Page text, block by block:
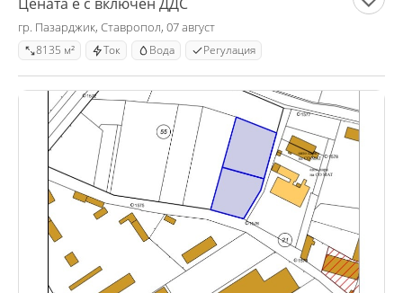
гр. Пазарджик, Ставропол, 07 август
8135 м² Ток Вода Регулация